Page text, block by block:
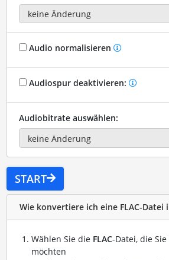
Audio normalisieren
Audiospur deaktivieren:
Audiobitrate auswählen:
START
Wie konvertiere ich eine FLAC-Datei
Wählen Sie die FLAC-Datei, die
möchten